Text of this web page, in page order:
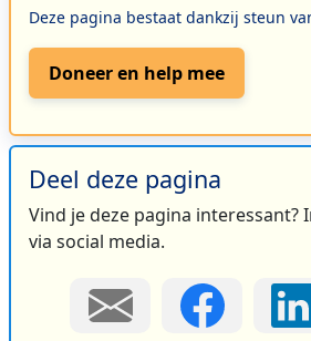
Deze pagina bestaat dankzij steun
Doneer en help mee
Deel deze pagina
Vind je deze pagina interessant?
via social media.